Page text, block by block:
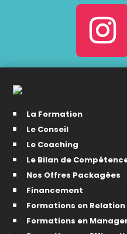
La Formation
Le Conseil
Le Coaching
Le Bilan de
Nos Offres Packagées
Financement
Formations en
Formations en